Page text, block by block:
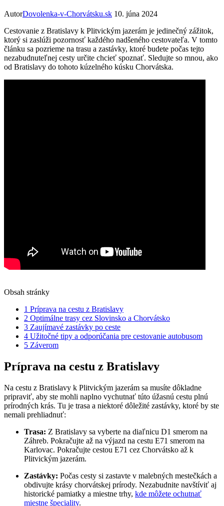
AutorDovolenka-v-Chorvátsku.sk 10. júna 2024
Cestovanie z Bratislavy k Plitvickým jazerám je jedinečný zážitok,
ktorý si zaslúži pozornosť každého nadšeného cestovateľa. V tomto
článku sa pozrieme na trasu a zastávky, ktoré budete počas tejto
nezabudnuteľnej cesty určite chcieť spoznať. Sledujte so mnou, ako
od Bratislavy do tohoto kúzelného kúsku Chorvátska.
Obsah stránky
1 Príprava na cestu z Bratislavy
2 Optimálne trasy cez Slovinsko a Chorvátsko
3 Zaujímavé zastávky po ceste
4 Užitočné tipy a odporúčania pre cestovanie autobusom
5 Záverom
Príprava na cestu z Bratislavy
Na cestu z Bratislavy k Plitvickým jazerám sa musíte dôkladne
pripraviť, aby ste mohli naplno vychutnať túto úžasnú cestu plnú
prírodných krás. Tu je trasa a niektoré dôležité zastávky, ktoré by ste
nemali prehliadnuť:
Trasa: Z Bratislavy sa vyberte na diaľnicu D1 smerom na
Záhreb. Pokračujte až na výjazd na cestu E71 smerom na
Karlovac. Pokračujte cestou E71 cez Chorvátsko až k
Plitvickým jazerám.
Zastávky: Počas cesty si zastavte v malebných mestečkách a
obdivujte krásy chorvátskej prírody. Nezabudnite navštíviť aj
historické pamiatky a miestne trhy, kde môžete ochutnať
miestne špeciality.